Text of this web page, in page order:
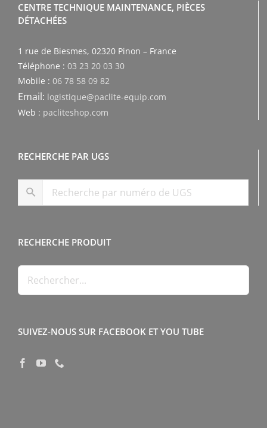
CENTRE TECHNIQUE MAINTENANCE, PIÈCES
DÉTACHÉES
1 rue de Biesmes, 02320 Pinon – France
Téléphone : 03 23 20 03 30
Mobile : 06 78 58 09 82
Email: logistique@paclite-equip.com
Web : pacliteshop.com
RECHERCHE PAR UGS
RECHERCHE PRODUIT
SUIVEZ-NOUS SUR FACEBOOK ET YOU TUBE